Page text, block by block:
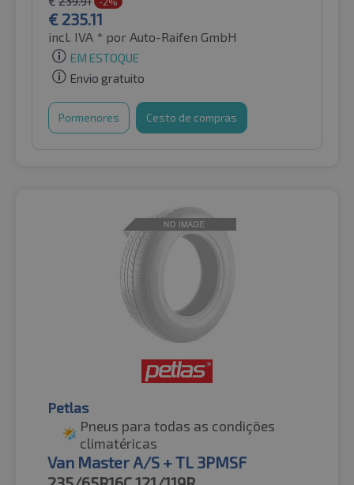
€ 235.11
incl. IVA * por Auto-Raifen GmbH
EM ESTOQUE
Envio gratuito
Pormenores Cesto de compras
Petlas
Pneus para todas as condições
climatéricas
Van Master A/S + TL 3PMSF